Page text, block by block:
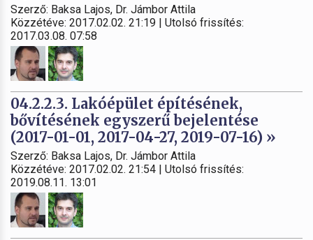
Szerző: Baksa Lajos, Dr. Jámbor Attila
Közzétéve: 2017.02.02. 21:19 | Utolsó frissítés:
2017.03.08. 07:58
04.2.2.3. Lakóépület építésének,
bővítésének egyszerű bejelentése
(2017-01-01, 2017-04-27, 2019-07-16) »
Szerző: Baksa Lajos, Dr. Jámbor Attila
Közzétéve: 2017.02.02. 21:54 | Utolsó frissítés:
2019.08.11. 13:01